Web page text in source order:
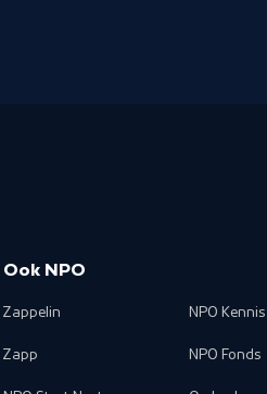
Ook NPO
Zappelin
Zapp
NPO Kennis
NPO Fonds